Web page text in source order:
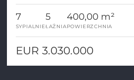
7
SYPIALNIE
5
ŁAŹNIA
400,00 m²
POWIERZCHNIA
EUR 3.030.000